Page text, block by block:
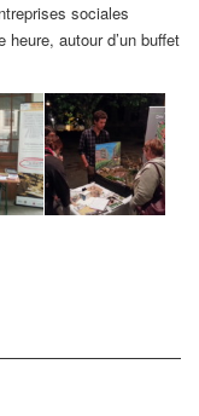
sociales
autour d’un buffet